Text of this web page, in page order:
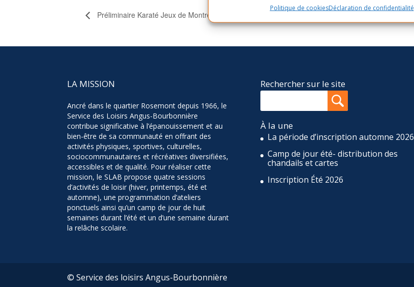
Politique de cookiesDéclaration de confidentialité
Préliminaire Karaté Jeux de Montréal
LA MISSION
Ancré dans le quartier Rosemont depuis 1966, le
Service des Loisirs Angus-Bourbonnière
contribue significative à l’épanouissement et au
bien-être de sa communauté en offrant des
activités physiques, sportives, culturelles,
sociocommunautaires et récréatives diversifiées,
accessibles et de qualité. Pour réaliser cette
mission, le SLAB propose quatre sessions
d’activités de loisir (hiver, printemps, été et
automne), une programmation d’ateliers
ponctuels ainsi qu’un camp de jour de huit
semaines durant l’été et un d’une semaine durant
la relâche scolaire.
Rechercher sur le site
À la une
La période d’inscription automne 2026
Camp de jour été- distribution des
chandails et cartes
Inscription Été 2026
© Service des loisirs Angus-Bourbonnière